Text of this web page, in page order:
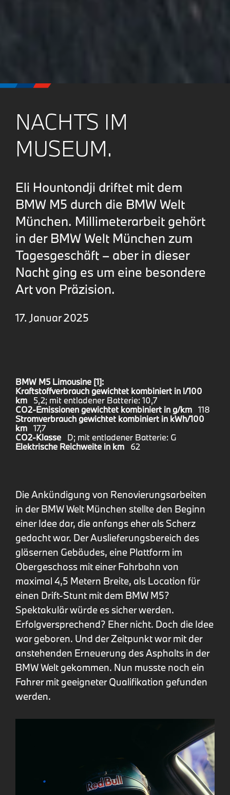
NACHTS IM
MUSEUM.
Eli Hountondji driftet mit dem
BMW M5 durch die BMW Welt
München. Millimeterarbeit gehört
in der BMW Welt München zum
Tagesgeschäft – aber in dieser
Nacht ging es um eine besondere
Art von Präzision.
17. Januar 2025
BMW M5 Limousine [1]:
Kraftstoffverbrauch gewichtet kombiniert in l/100
km
5,2; mit entladener Batterie: 10,7
CO2-Emissionen gewichtet kombiniert in g/km 118
Stromverbrauch gewichtet kombiniert in kWh/100
km 17,7
CO2-Klasse
D; mit entladener Batterie: G
Elektrische Reichweite in km
62
Die Ankündigung von Renovierungsarbeiten
in der BMW Welt München stellte den Beginn
einer Idee dar, die anfangs eher als Scherz
gedacht war. Der Auslieferungsbereich des
gläsernen Gebäudes, eine Plattform im
Obergeschoss mit einer Fahrbahn von
maximal 4,5 Metern Breite, als Location für
einen Drift-Stunt mit dem BMW M5?
Spektakulär würde es sicher werden.
Erfolgversprechend? Eher nicht. Doch die Idee
war geboren. Und der Zeitpunkt war mit der
anstehenden Erneuerung des Asphalts in der
BMW Welt gekommen. Nun musste noch ein
Fahrer mit geeigneter Qualifikation gefunden
werden.